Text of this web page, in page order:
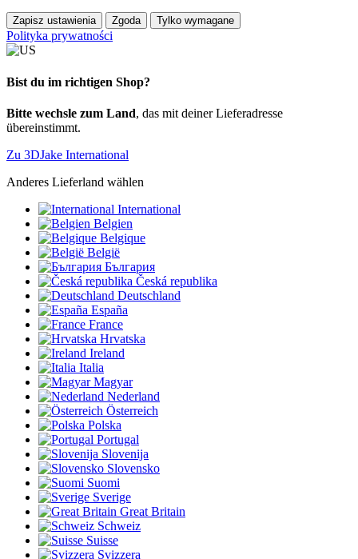
Zapisz ustawienia Zgoda Tylko wymagane
Polityka prywatności
Bist du im richtigen Shop?
Bitte wechsle zum Land, das mit deiner Lieferadresse
übereinstimmt.
Zu 3DJake International
Anderes Lieferland wählen
International
Belgien
Belgique
België
България
Česká republika
Deutschland
España
France
Hrvatska
Ireland
Italia
Magyar
Nederland
Österreich
Polska
Portugal
Slovenija
Slovensko
Suomi
Sverige
Great Britain
Schweiz
Suisse
Svizzera